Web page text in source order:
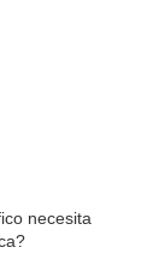
necesita